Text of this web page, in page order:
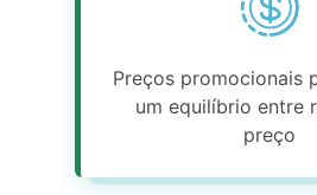
Preços promocionais
um equilíbrio entre
preço